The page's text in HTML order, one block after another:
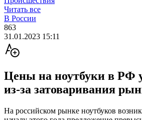
Читать все
В России
863
31.01.2023 15:11
Цены на ноутбуки в РФ
из-за затоваривания
На российском рынке ноутбуков